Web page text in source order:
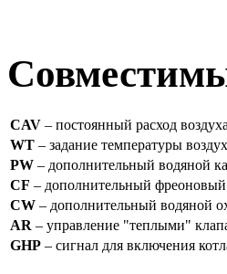
CAV – постоянный расход
WT – задание температуры
PW – дополнительный водяной
CF – дополнительный
CW – дополнительный водяной
AR – управление "теплыми"
GHP – сигнал для включения